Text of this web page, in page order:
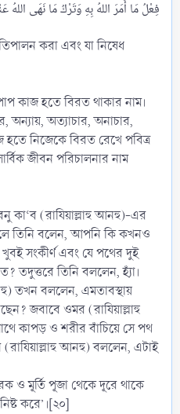
করা এবং যা নিষেধ
কাজ হতে বিরত থাকার নাম।
অন্যায়, অত্যাচার, অনাচার,
নিজেকে বিরত রেখে পবিত্র
জীবন পরিচালনার নাম
কা‘ব (রাযিয়াল্লাহু আনহু)-এর
তিনি বলেন, আপনি কি কখনও
সংকীর্ণ এবং যে পথের দুই
তদুত্তরে তিনি বললেন, হ্যাঁ।
তখন বললেন, এমতাবস্থায়
জবাবে ওমর (রাযিয়াল্লাহু
কাপড় ও শরীর বাঁচিয়ে সে পথ
আনহু) বললেন, এটাই
ও মূর্তি পূজা থেকে দূরে থাকে
করে’।[২০]